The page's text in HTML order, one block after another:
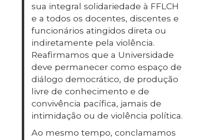
sua integral solidariedade à FFLCH
e a todos os docentes, discentes e
funcionários atingidos direta ou
indiretamente pela violência.
Reafirmamos que a Universidade
deve permanecer como espaço de
diálogo democrático, de produção
livre de conhecimento e de
convivência pacífica, jamais de
intimidação ou de violência política.
Ao mesmo tempo, conclamamos